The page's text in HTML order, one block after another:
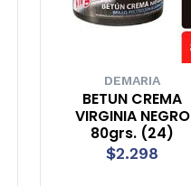
DEMARIA
BETUN CREMA
VIRGINIA NEGRO
80grs. (24)
$2.298